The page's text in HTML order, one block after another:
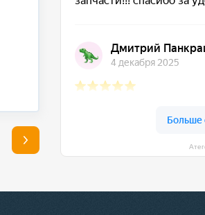
Большое спасибо за
★ ★ ★ ★ ★
Сергей Подрубный
25 августа 2025